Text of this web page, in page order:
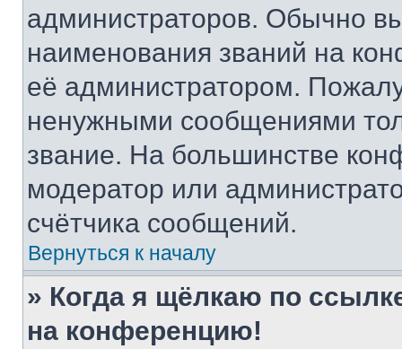
администраторов. Обычно
наименования званий на
её администратором.
ненужными сообщениями
звание. На большинстве
модератор или
счётчика сообщений.
Вернуться к началу
» Когда я щёлкаю по
на конференцию!